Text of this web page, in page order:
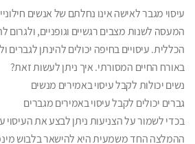
עיסוי מגבר לאישה אינו נחלתם של אנשים
המעסה לשנות מצבים רגשיים וגופניים,
הכללית. עיסויים בחיפה יכולים להינתן לגברים
באורח החיים המסורתי. איך ניתן לעשות זאת?
נשים יכולות לקבל עיסוי באמירים מנשים
גברים יכולים לקבל עיסוי באמירים מגברים
בכדי לשמור על הצניעות ניתן לבצע את העיסוי
ההמלצה החד משמעית היא להישאר בלבוש